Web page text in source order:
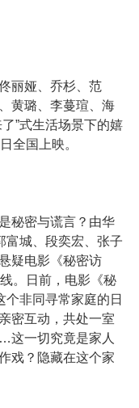
丽娅、乔杉、范
黄璐、李蔓瑄、海
”式生活场景下的嬉
全国上映。
秘密与谎言？由华
富城、段奕宏、张子
疑电影《秘密访
。日前，电影《秘
个非同寻常家庭的日
密互动，共处一室
这一切究竟是家人
戏？隐藏在这个家